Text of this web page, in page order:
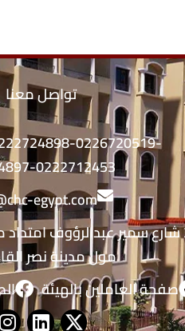
تواصل معنا
0226720519-
0222712453
egypt.com
3 شارع سمير عبدالرؤوف
مول مدينة نصر
صفحة العاملين بالهيئة